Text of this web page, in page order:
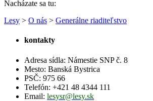
Nacházate sa tu:
Lesy > O nás > Generálne riaditeľstvo
kontakty
Adresa sídla: Námestie SNP č. 8
Mesto: Banská Bystrica
PSČ: 975 66
Telefón: +421 48 4344 111
Email: lesysr@lesy.sk